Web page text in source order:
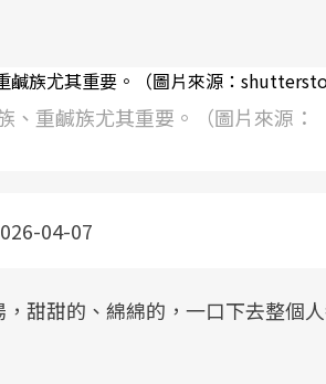
重鹹族尤其重要。（圖片來源：
04-07
甜甜的、綿綿的，一口下去整個
政策如「健康台灣推動委員會」
療院所的服務，更是民眾了解
全面啟動你的健康革命！
建立對亞健康的認知，進而引導